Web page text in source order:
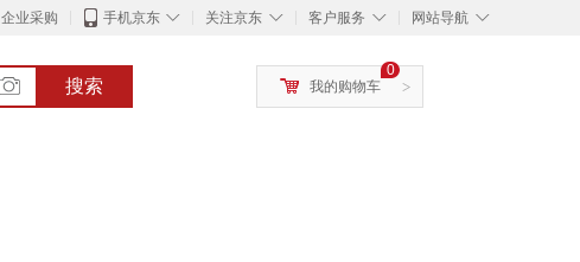
企业采购 ◇
手机京东 ◇
关注京东 ◇
客户服务 ◇
网站导航
搜索 >
0
我的购物车